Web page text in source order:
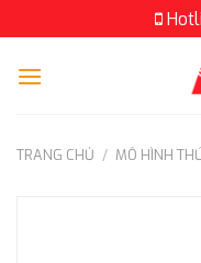
to
content
TRANG CHỦ / MÔ HÌNH